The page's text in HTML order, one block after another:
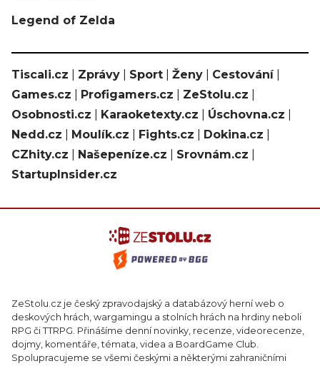
Legend of Zelda
Tiscali.cz Zprávy Sport Ženy Cestování|
Games.cz
Profigamers.cz ZeStolu.cz
Osobnosti.cz
Karaoketexty.cz Úschovna.cz
Nedd.cz
Moulík.cz Fights.cz Dokina.cz
CZhity.cz
Našepeníze.cz Srovnám.cz
StartupInsider.cz
ZeStolu.cz je český zpravodajský a databázový herní web o
deskových hrách, wargamingu a stolních hrách na hrdiny neboli
RPG či TTRPG. Přinášíme denní novinky, recenze, videorecenze,
dojmy, komentáře, témata, videa a BoardGame Club.
Spolupracujeme se všemi českými a některými zahraničními